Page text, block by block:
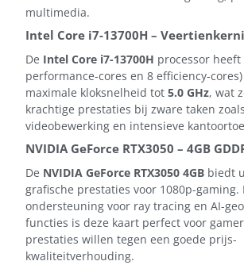
multimedia.
Intel Core i7-13700H –
De Intel Core i7-13700H processor heeft
performance-cores en 8 efficiency-
maximale kloksnelheid tot 5.0 GHz, wat
krachtige prestaties bij zware taken
videobewerking en intensieve
NVIDIA GeForce RTX3050 – 4GB
De NVIDIA GeForce RTX3050 4GB biedt
grafische prestaties voor 1080p-gaming.
ondersteuning voor ray tracing en AI-
functies is deze kaart perfect voor
prestaties willen tegen een goede prijs-
kwaliteitverhouding.